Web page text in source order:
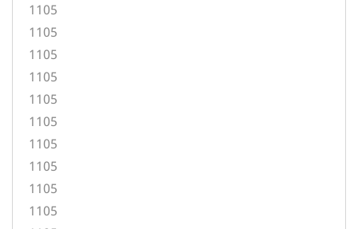
1105
1105
1105
1105
1105
1105
1105
1105
1105
1105